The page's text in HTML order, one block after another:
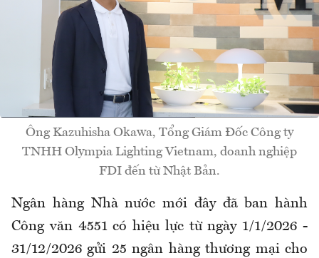
Ông Kazuhisha Okawa, Tổng Giám Đốc Công ty
TNHH Olympia Lighting Vietnam, doanh nghiệp
FDI đến từ Nhật Bản.
Ngân hàng Nhà nước mới đây đã ban hành
Công văn 4551 có hiệu lực từ ngày 1/1/2026 -
31/12/2026 gửi 25 ngân hàng thương mại cho